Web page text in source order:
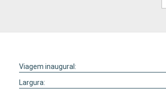
Viagem inaugural:
Largura: